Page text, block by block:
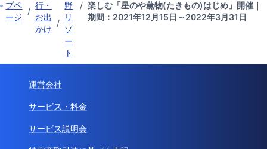
プペ
ージ
/
行・
お出
かけ
/
野
リ
ゾ
ー
ト
/ 楽しむ「星のや薫物(たきもの)はじめ」開催｜
期間：2021年12月15日～2022年3月31日
運営会社
サービス・料金
サービス説明会